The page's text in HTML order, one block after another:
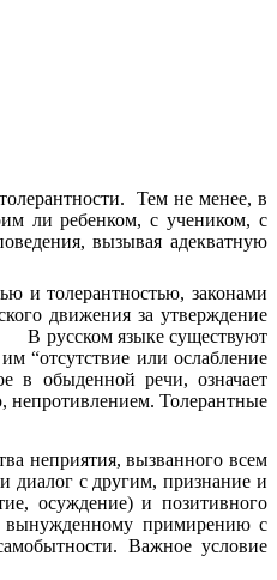
Тем не менее, в
ли ребенком, с учеником, с
вызывая адекватную
и толерантностью, законами
движения за утверждение
В русском языке существуют
“отсутствие или ослабление
в обыденной речи, означает
непротивлением. Толерантные
неприятия, вызванного всем
диалог с другим, признание и
осуждение) и позитивного
вынужденному примирению с
Важное условие